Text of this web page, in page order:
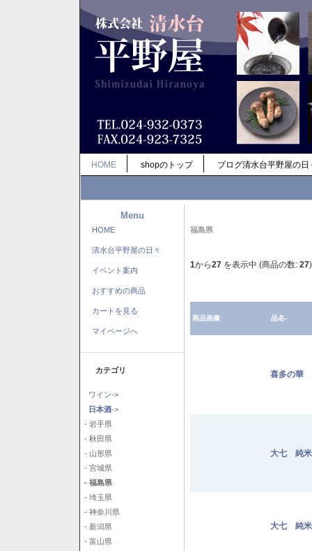
HOME shopのトップ ブログ清水台平野屋の日
Menu
HOME
清水台平野屋の日々
イベント案内
おすすめの商品
カートを見る
マイページへ
カテゴリ
ワイン->
日本酒->
- 岩手県
- 秋田県
- 山形県
- 宮城県
- 福島県
- 埼玉県
- 神奈川県
- 新潟県
- 富山県
福島県
1から27 を表示中 (商品の数: 27)
商品画像 品名-
喜多の華
大七 純
大七 純